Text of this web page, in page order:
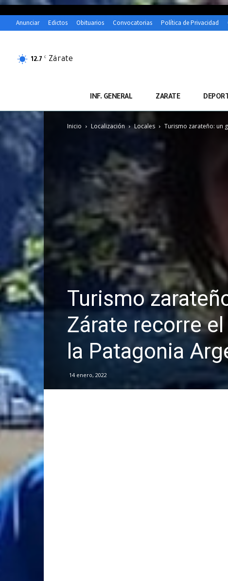
Anunciar Edictos Obituarios Convocatorias Política de Privacidad
12.7 C Zárate
INF. GENERAL ZARATE
Inicio Localización Locales Turismo zarateño: un
Turismo
Zárate recorre
la Patagonia
14 enero, 2022